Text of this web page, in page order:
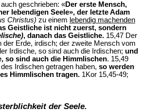
geschrieben: «Der erste Mensch,
lebendigen Seele», der letzte Adam
Christus) zu einem lebendig machenden
Geistliche ist nicht zuerst, sondern
, danach das Geistliche. 15,47 Der
der Erde, irdisch; der zweite Mensch vom
Irdische, so sind auch die Irdischen; und
so sind auch die Himmlischen. 15,49
Irdischen getragen haben, so werden
Himmlischen tragen. 1Kor 15,45-49;
der Seele.